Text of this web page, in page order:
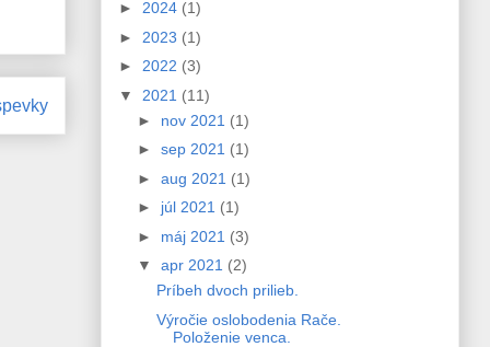
► 2024 (1)
► 2023 (1)
► 2022 (3)
▼ 2021 (11)
► nov 2021 (1)
► sep 2021 (1)
► aug 2021 (1)
► júl 2021 (1)
► máj 2021 (3)
▼ apr 2021 (2)
Príbeh dvoch prilieb.
Výročie oslobodenia Rače.
Položenie venca.